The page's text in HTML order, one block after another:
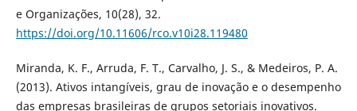
e Organizações, 10(28), 32.
https://doi.org/10.11606/rco.v10i28.119480
Miranda, K. F., Arruda, F. T., Carvalho, J. S., & Medeiros, P. A.
(2013). Ativos intangíveis, grau de inovação e o desempenho
das empresas brasileiras de grupos setoriais inovativos.